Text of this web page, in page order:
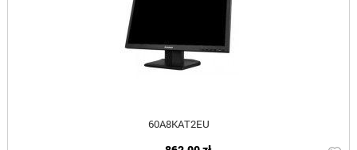
60A8KAT2EU